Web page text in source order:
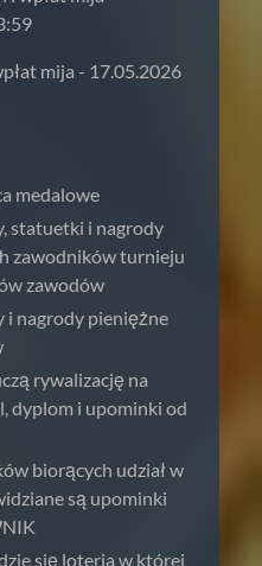
mija - 17.05.2026
medalowe
statuetki i nagrody
zawodników turnieju
zawodów
i nagrody pieniężne
rywalizację na
dyplom i upominki od
biorących udział w
są upominki
się loteria w której